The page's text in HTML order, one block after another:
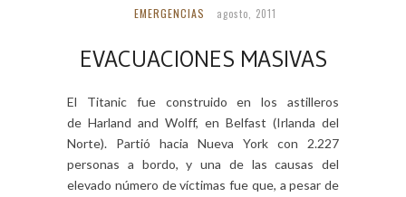
EMERGENCIAS agosto, 2011
EVACUACIONES MASIVAS
El Titanic fue construido en los astilleros
de Harland and Wolff, en Belfast (Irlanda del
Norte). Partió hacia Nueva York con 2.227
personas a bordo, y una de las causas del
elevado número de víctimas fue que, a pesar de